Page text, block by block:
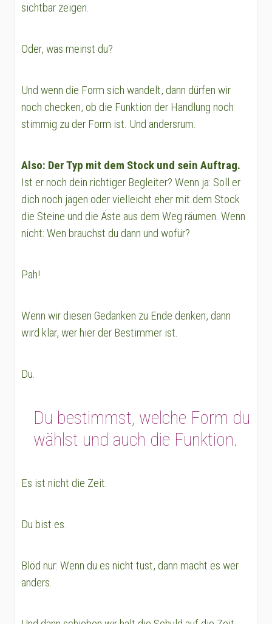
sichtbar zeigen.
Oder, was meinst du?
Und wenn die Form sich wandelt, dann dürfen wir
noch checken, ob die Funktion der Handlung noch
stimmig zu der Form ist. Und andersrum.
Also: Der Typ mit dem Stock und sein Auftrag.
Ist er noch dein richtiger Begleiter? Wenn ja: Soll er
dich noch jagen oder vielleicht eher mit dem Stock
die Steine und die Äste aus dem Weg räumen. Wenn
nicht: Wen brauchst du dann und wofür?
Pah!
Wenn wir diesen Gedanken zu Ende denken, dann
wird klar, wer hier der Bestimmer ist.
Du.
Du bestimmst, welche Form du
wählst und auch die Funktion.
Es ist nicht die Zeit.
Du bist es.
Blöd nur: Wenn du es nicht tust, dann macht es wer
anders.